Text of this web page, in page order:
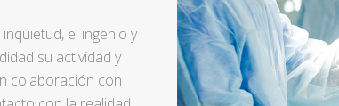
el ingenio y
su actividad y
colaboración con